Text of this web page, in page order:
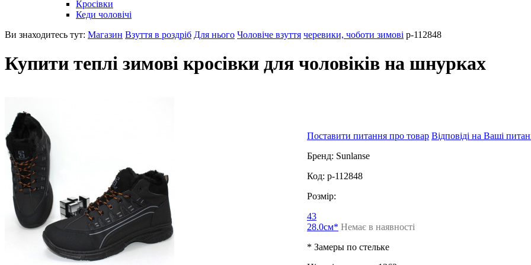
Кросівки
Кеди чоловічі
Ви знаходитесь тут: Магазин Взуття в роздріб Для нього Чоловіче взуття черевики, чоботи зимові p-112848
Купити теплі зимові кросівки для чоловіків на шнурках
Поставити питання про товар Відповіді на Ваші
Бренд: Sunlanse
Код: p-112848
Розмір:
43
28.0см* Немає в наявності
* Замеры по стельке